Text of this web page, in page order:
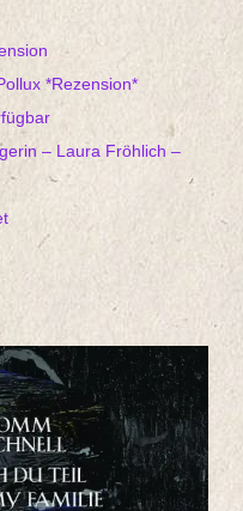
*Rezension*
– Laura Fröhlich –